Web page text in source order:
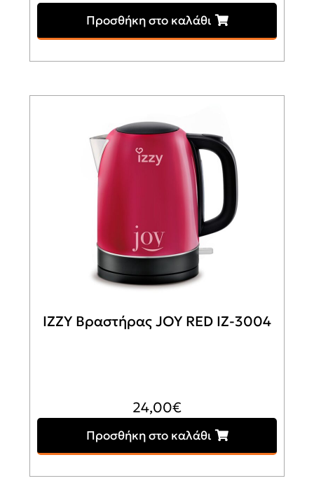
Προσθήκη στο καλάθι
IZZY Βραστήρας JOY RED ΙΖ-3004
24,00€
Προσθήκη στο καλάθι